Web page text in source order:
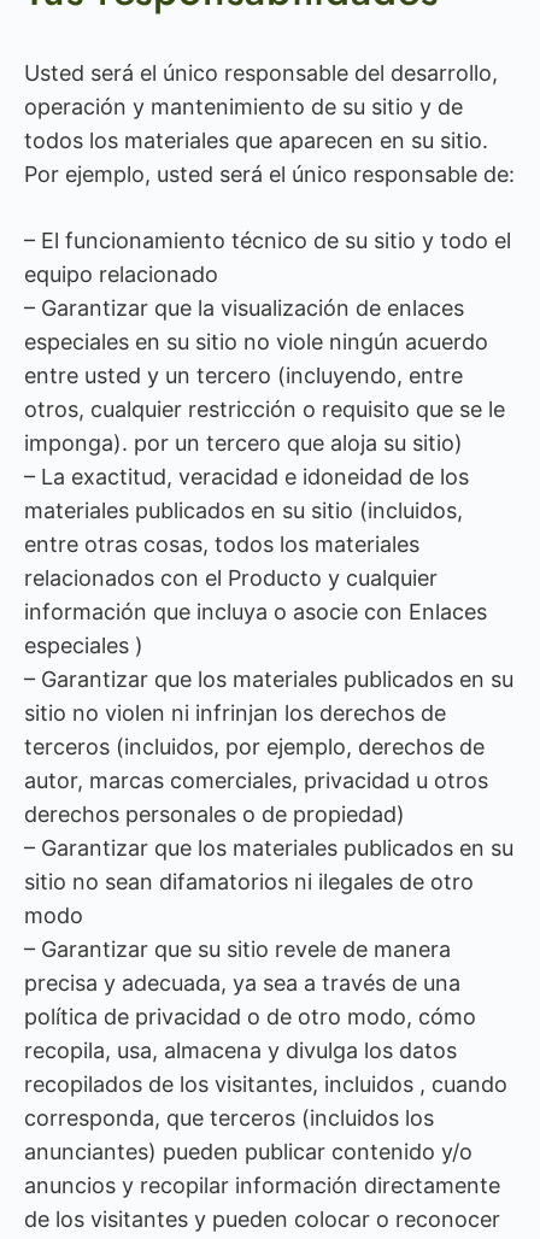
Usted será el único responsable del desarrollo,
operación y mantenimiento de su sitio y de
todos los materiales que aparecen en su sitio.
Por ejemplo, usted será el único responsable de:
– El funcionamiento técnico de su sitio y todo el
equipo relacionado
– Garantizar que la visualización de enlaces
especiales en su sitio no viole ningún acuerdo
entre usted y un tercero (incluyendo, entre
otros, cualquier restricción o requisito que se le
imponga). por un tercero que aloja su sitio)
– La exactitud, veracidad e idoneidad de los
materiales publicados en su sitio (incluidos,
entre otras cosas, todos los materiales
relacionados con el Producto y cualquier
información que incluya o asocie con Enlaces
especiales )
– Garantizar que los materiales publicados en su
sitio no violen ni infrinjan los derechos de
terceros (incluidos, por ejemplo, derechos de
autor, marcas comerciales, privacidad u otros
derechos personales o de propiedad)
– Garantizar que los materiales publicados en su
sitio no sean difamatorios ni ilegales de otro
modo
– Garantizar que su sitio revele de manera
precisa y adecuada, ya sea a través de una
política de privacidad o de otro modo, cómo
recopila, usa, almacena y divulga los datos
recopilados de los visitantes, incluidos , cuando
corresponda, que terceros (incluidos los
anunciantes) pueden publicar contenido y/o
anuncios y recopilar información directamente
de los visitantes y pueden colocar o reconocer